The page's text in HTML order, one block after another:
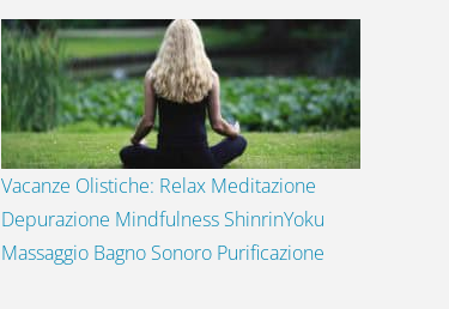
Vacanze Olistiche: Relax Meditazione
Depurazione Mindfulness ShinrinYoku
Massaggio Bagno Sonoro Purificazione